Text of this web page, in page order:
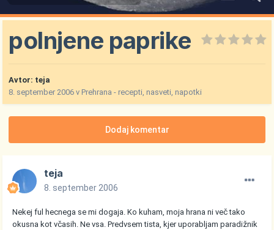
polnjene paprike
Avtor: teja
8. september 2006 vPrehrana - recepti, nasveti, napotki
Dodaj komentar
teja
8. september 2006
Nekej ful hecnega se mi dogaja. Ko kuham, moja hrana ni več tako
okusna kot včasih. Ne vsa. Predvsem tista, kjer uporabljam paradižnik